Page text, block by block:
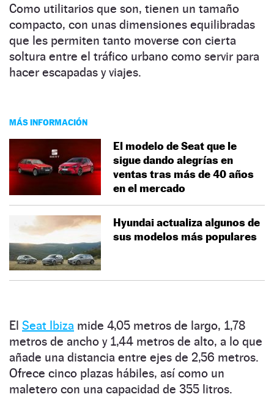
Como utilitarios que son, tienen un tamaño
compacto, con unas dimensiones equilibradas
que les permiten tanto moverse con cierta
soltura entre el tráfico urbano como servir para
hacer escapadas y viajes.
MÁS INFORMACIÓN
El modelo de Seat que le
sigue dando alegrías en
ventas tras más de 40 años
en el mercado
Hyundai actualiza algunos de
sus modelos más populares
El Seat Ibiza mide 4,05 metros de largo, 1,78
metros de ancho y 1,44 metros de alto, a lo que
añade una distancia entre ejes de 2,56 metros.
Ofrece cinco plazas hábiles, así como un
maletero con una capacidad de 355 litros.